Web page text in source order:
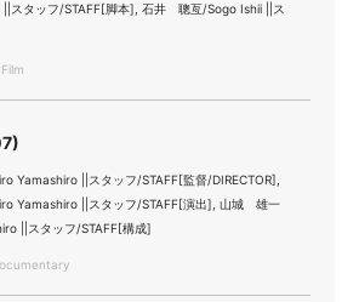
スタッフ/STAFF[脚本], 石井 聰亙/Sogo Ishii ||ス
Yamashiro ||スタッフ/STAFF[監督/DIRECTOR],
Yamashiro ||スタッフ/STAFF[演出], 山城 雄一
||スタッフ/STAFF[構成]